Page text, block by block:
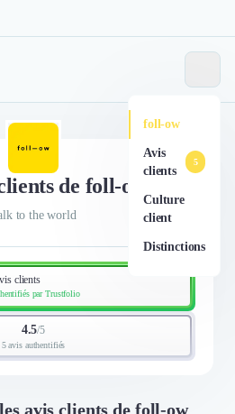
foll-ow
Avis
clients
5
Culture
client
Distinctions
de foll-ow
to the world
clients
par Trustfolio
4.5/5
5 avis authentifiés
avis clients de foll-ow